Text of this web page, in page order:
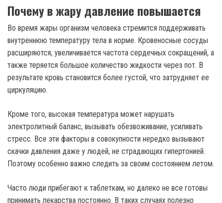
Почему в жару давление повышается
Во время жары организм человека стремится поддерживать
внутреннюю температуру тела в норме. Кровеносные сосуды
расширяются, увеличивается частота сердечных сокращений, а
также теряется большое количество жидкости через пот. В
результате кровь становится более густой, что затрудняет ее
циркуляцию.
Кроме того, высокая температура может нарушать
электролитный баланс, вызывать обезвоживание, усиливать
стресс. Все эти факторы в совокупности нередко вызывают
скачки давления даже у людей, не страдающих гипертонией.
Поэтому особенно важно следить за своим состоянием летом.
Часто люди прибегают к таблеткам, но далеко не все готовы
принимать лекарства постоянно. В таких случаях полезно